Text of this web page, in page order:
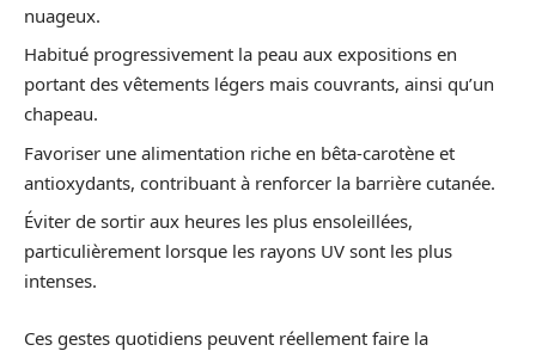
nuageux.
Habitué progressivement la peau aux expositions en
portant des vêtements légers mais couvrants, ainsi qu’un
chapeau.
Favoriser une alimentation riche en bêta-carotène et
antioxydants, contribuant à renforcer la barrière cutanée.
Éviter de sortir aux heures les plus ensoleillées,
particulièrement lorsque les rayons UV sont les plus
intenses.
Ces gestes quotidiens peuvent réellement faire la